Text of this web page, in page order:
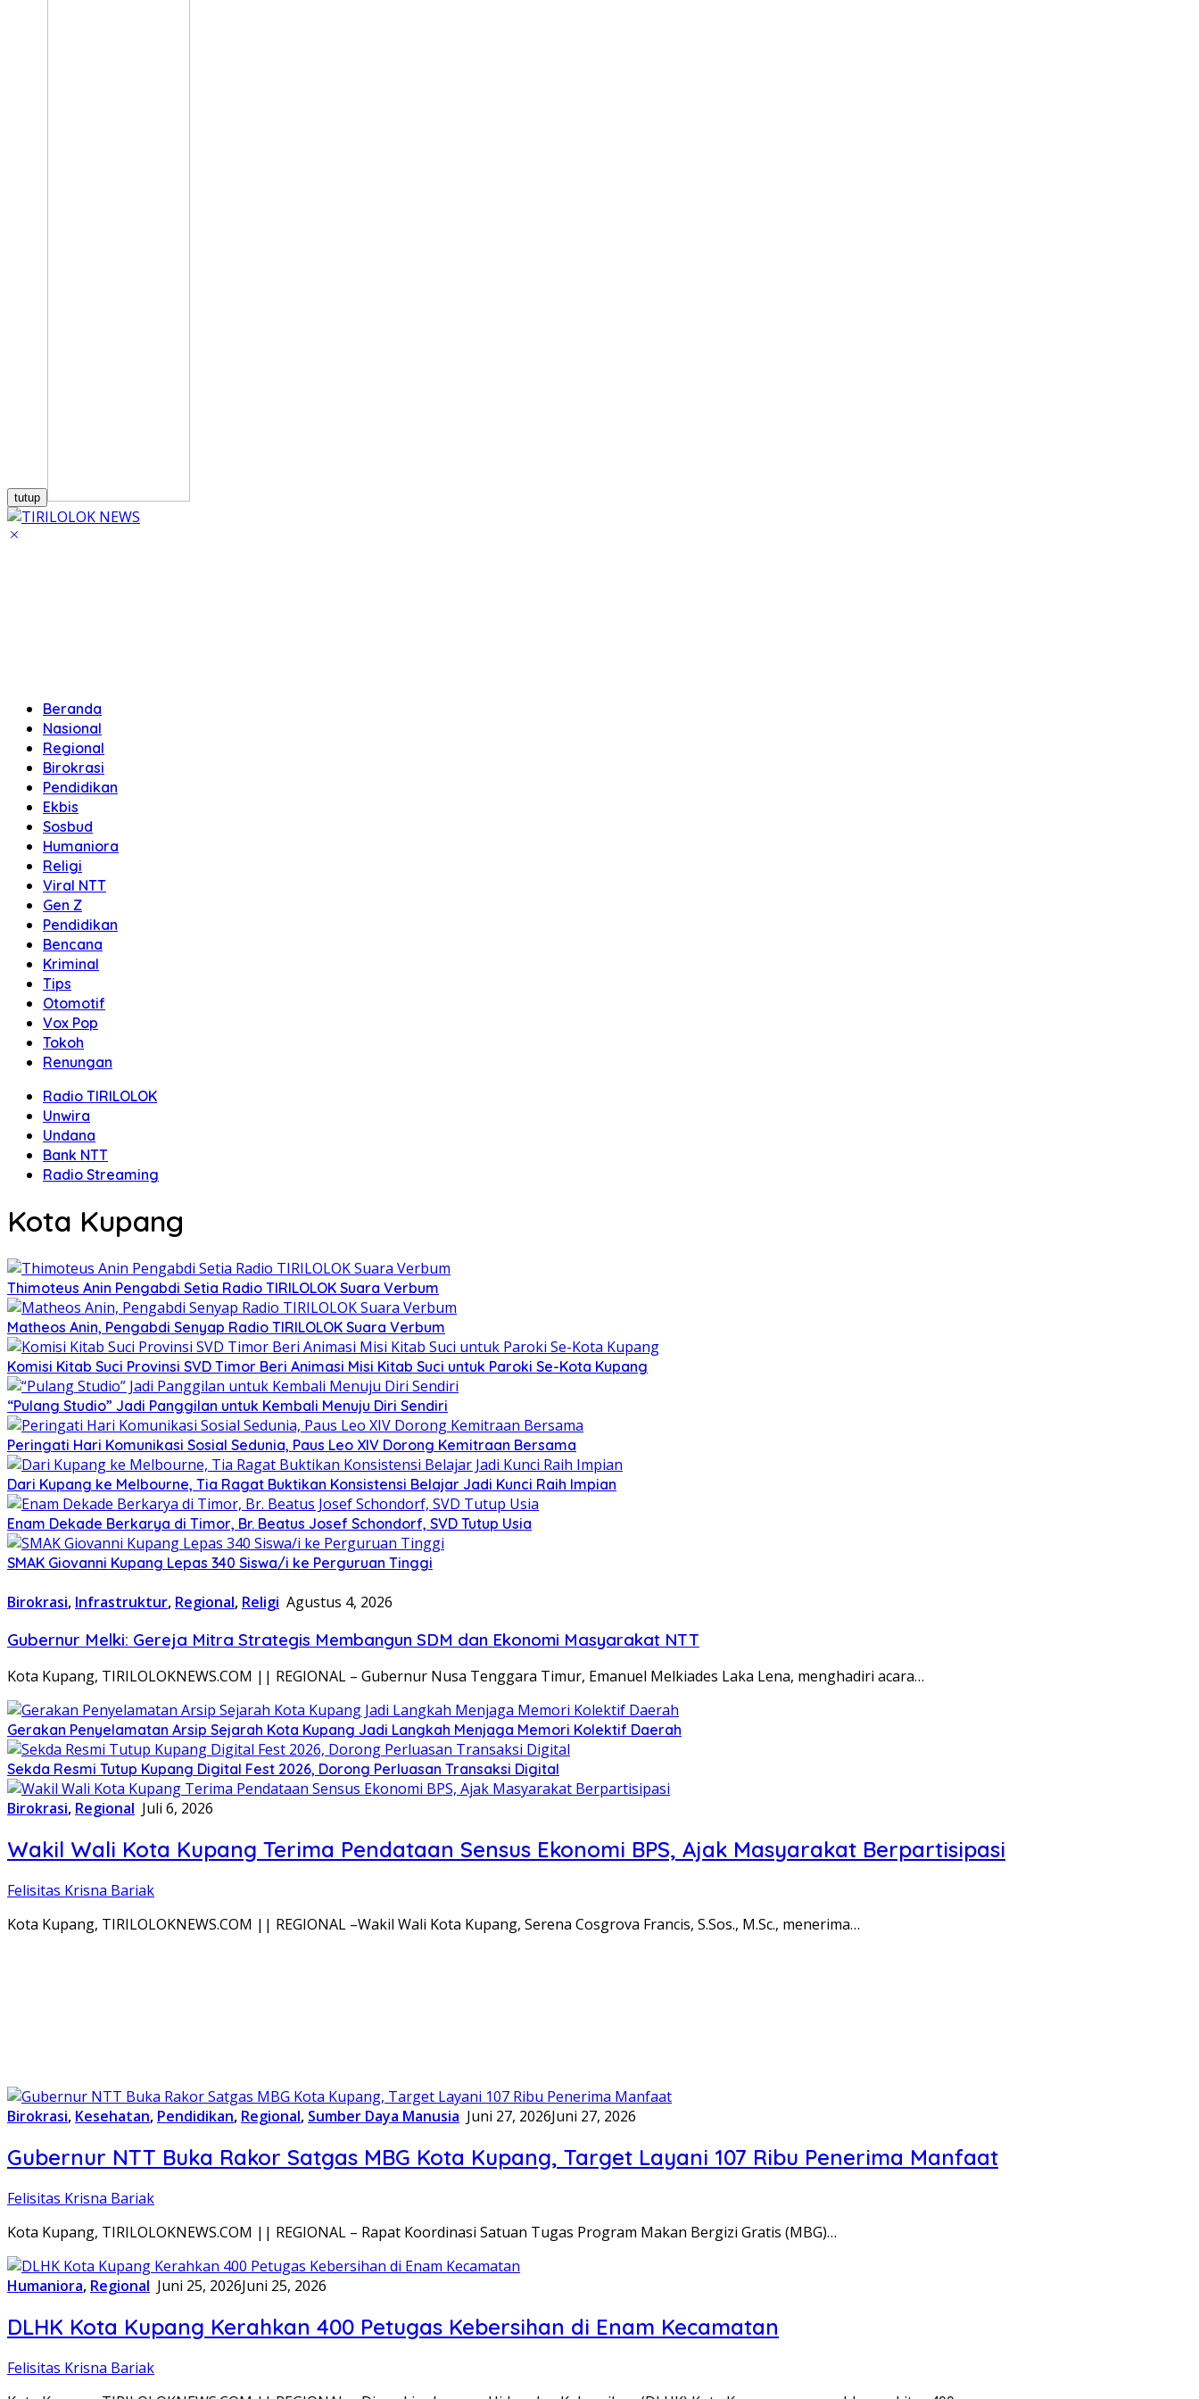
tutup
Beranda
Nasional
Regional
Birokrasi
Pendidikan
Ekbis
Sosbud
Humaniora
Religi
Viral NTT
Gen Z
Pendidikan
Bencana
Kriminal
Tips
Otomotif
Vox Pop
Tokoh
Renungan
Radio TIRILOLOK
Unwira
Undana
Bank NTT
Radio Streaming
Kota Kupang
Thimoteus Anin Pengabdi Setia Radio TIRILOLOK Suara Verbum
Matheos Anin, Pengabdi Senyap Radio TIRILOLOK Suara Verbum
Komisi Kitab Suci Provinsi SVD Timor Beri Animasi Misi Kitab Suci untuk Paroki Se-Kota Kupang
“Pulang Studio” Jadi Panggilan untuk Kembali Menuju Diri Sendiri
Peringati Hari Komunikasi Sosial Sedunia, Paus Leo XIV Dorong Kemitraan Bersama
Dari Kupang ke Melbourne, Tia Ragat Buktikan Konsistensi Belajar Jadi Kunci Raih Impian
Enam Dekade Berkarya di Timor, Br. Beatus Josef Schondorf, SVD Tutup Usia
SMAK Giovanni Kupang Lepas 340 Siswa/i ke Perguruan Tinggi
Birokrasi, Infrastruktur, Regional, Religi Agustus 4, 2026
Gubernur Melki: Gereja Mitra Strategis Membangun SDM dan Ekonomi Masyarakat NTT
Kota Kupang, TIRILOLOKNEWS.COM || REGIONAL – Gubernur Nusa Tenggara Timur, Emanuel Melkiades Laka Lena, menghadiri acara…
Gerakan Penyelamatan Arsip Sejarah Kota Kupang Jadi Langkah Menjaga Memori Kolektif Daerah
Sekda Resmi Tutup Kupang Digital Fest 2026, Dorong Perluasan Transaksi Digital
Birokrasi, Regional Juli 6, 2026
Wakil Wali Kota Kupang Terima Pendataan Sensus Ekonomi BPS, Ajak Masyarakat Berpartisipasi
Felisitas Krisna Bariak
Kota Kupang, TIRILOLOKNEWS.COM || REGIONAL –Wakil Wali Kota Kupang, Serena Cosgrova Francis, S.Sos., M.Sc., menerima…
Birokrasi, Kesehatan, Pendidikan, Regional, Sumber Daya Manusia Juni 27, 2026Juni 27, 2026
Gubernur NTT Buka Rakor Satgas MBG Kota Kupang, Target Layani 107 Ribu Penerima Manfaat
Felisitas Krisna Bariak
Kota Kupang, TIRILOLOKNEWS.COM || REGIONAL – Rapat Koordinasi Satuan Tugas Program Makan Bergizi Gratis (MBG)…
Humaniora, Regional Juni 25, 2026Juni 25, 2026
DLHK Kota Kupang Kerahkan 400 Petugas Kebersihan di Enam Kecamatan
Felisitas Krisna Bariak